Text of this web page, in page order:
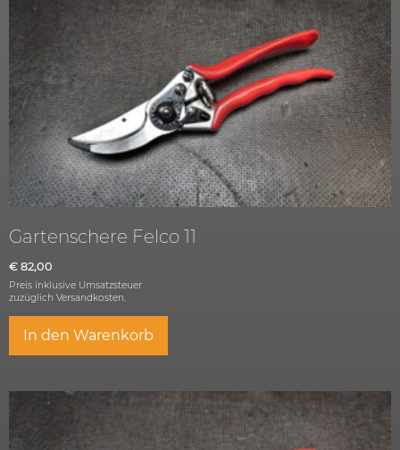
Gartenschere Felco 11
€ 82,00
Preis inklusive Umsatzsteuer
zuzüglich Versandkosten.
In den Warenkorb